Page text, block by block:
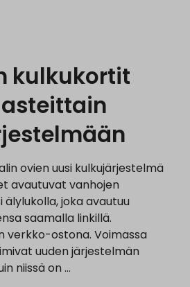
kulkukortit
ovien uusi kulkujärjestelmä
avautuvat vanhojen
älylukolla, joka avautuu
saamalla linkillä.
verkko-ostona. Voimassa
uuden järjestelmän
niissä on …